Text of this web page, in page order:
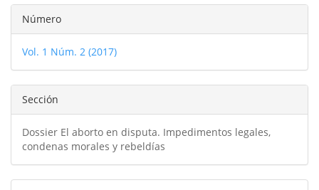
Detalles
del
artículo
Número
Vol. 1 Núm. 2 (2017)
Sección
Dossier El aborto en disputa. Impedimentos legales,
condenas morales y rebeldías